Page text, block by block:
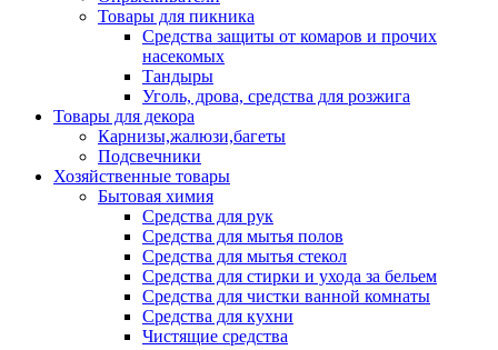
Товары для пикника
Средства защиты от комаров и прочих
насекомых
Тандыры
Уголь, дрова, средства для розжига
Товары для декора
Карнизы,жалюзи,багеты
Подсвечники
Хозяйственные товары
Бытовая химия
Средства для рук
Средства для мытья полов
Средства для мытья стекол
Средства для стирки и ухода за бельем
Средства для чистки ванной комнаты
Средства для кухни
Чистящие средства